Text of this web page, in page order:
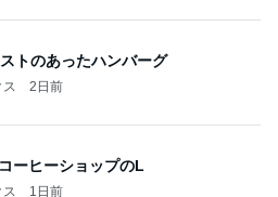
トのあったハンバーグ
2日前
ーヒーショップのL
1日前